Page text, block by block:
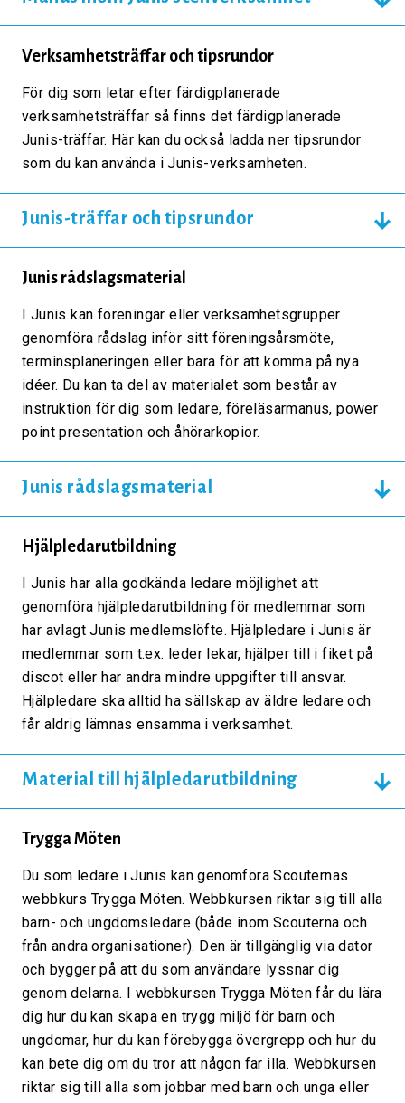
Verksamhetsträffar och tipsrundor
För dig som letar efter färdigplanerade
verksamhetsträffar så finns det färdigplanerade
Junis-träffar. Här kan du också ladda ner tipsrundor
som du kan använda i Junis-verksamheten.
Junis-träffar och tipsrundor
Junis rådslagsmaterial
I Junis kan föreningar eller verksamhetsgrupper
genomföra rådslag inför sitt föreningsårsmöte,
terminsplaneringen eller bara för att komma på nya
idéer. Du kan ta del av materialet som består av
instruktion för dig som ledare, föreläsarmanus, power
point presentation och åhörarkopior.
Junis rådslagsmaterial
Hjälpledarutbildning
I Junis har alla godkända ledare möjlighet att
genomföra hjälpledarutbildning för medlemmar som
har avlagt Junis medlemslöfte. Hjälpledare i Junis är
medlemmar som t.ex. leder lekar, hjälper till i fiket på
discot eller har andra mindre uppgifter till ansvar.
Hjälpledare ska alltid ha sällskap av äldre ledare och
får aldrig lämnas ensamma i verksamhet.
Material till hjälpledarutbildning
Trygga Möten
Du som ledare i Junis kan genomföra Scouternas
webbkurs Trygga Möten. Webbkursen riktar sig till alla
barn- och ungdomsledare (både inom Scouterna och
från andra organisationer). Den är tillgänglig via dator
och bygger på att du som användare lyssnar dig
genom delarna. I webbkursen Trygga Möten får du lära
dig hur du kan skapa en trygg miljö för barn och
ungdomar, hur du kan förebygga övergrepp och hur du
kan bete dig om du tror att någon far illa. Webbkursen
riktar sig till alla som jobbar med barn och unga eller